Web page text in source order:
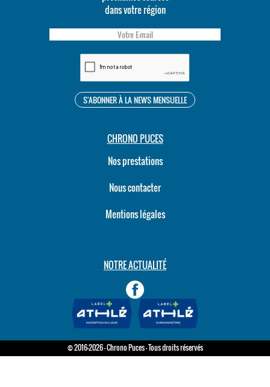
dans votre région
CHRONO PUCES
Nos prestations
Nous contacter
Mentions légales
NOTRE ACTUALITÉ
© 2016-2026 - Chrono Puces - Tous droits réservés